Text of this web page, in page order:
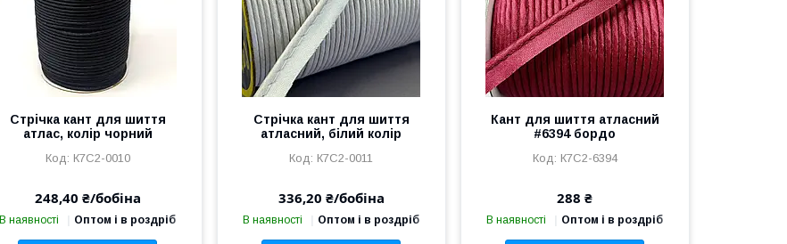
Стрічка кант для шиття
атлас, колір чорний
К7С2-0010
248,40 ₴/бобіна
В наявності Оптом і в роздріб
Стрічка кант для шиття
атласний, білий колір
К7С2-0011
336,20 ₴/бобіна
В наявності Оптом і в роздріб
Кант для шиття атласний
#6394 бордо
К7С2-6394
288 ₴
В наявності Оптом і в роздріб